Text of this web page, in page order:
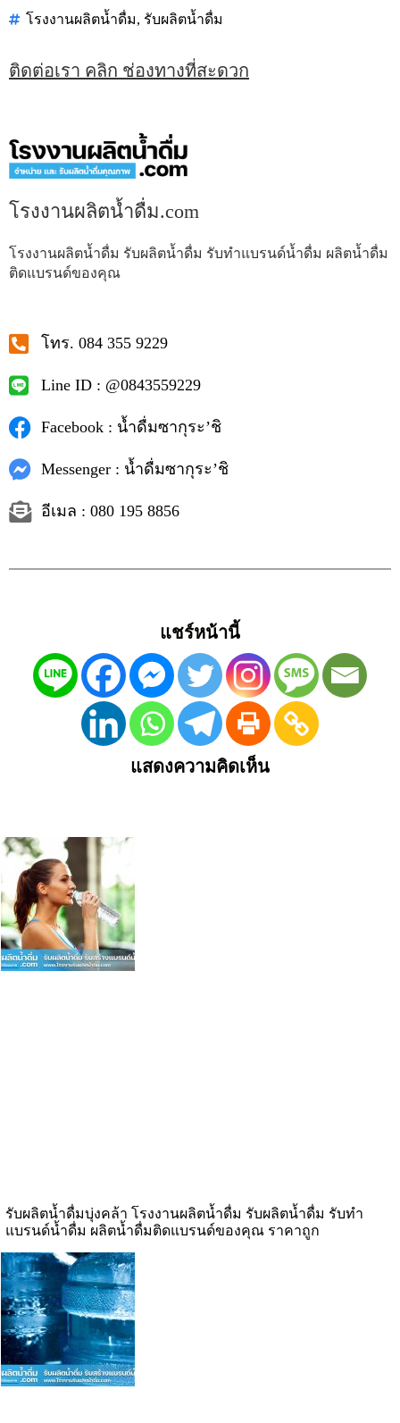
โรงงานผลิตน้ำดื่ม, รับผลิตน้ำดื่ม
ติดต่อเรา คลิก ช่องทางที่สะดวก
โรงงานผลิตน้ำดื่ม.com
โรงงานผลิตน้ำดื่ม รับผลิตน้ำดื่ม รับทำแบรนด์น้ำดื่ม ผลิตน้ำดื่ม
ติดแบรนด์ของคุณ
โทร. 084 355 9229
Line ID : @0843559229
Facebook : น้ำดื่มซากุระ’ชิ
Messenger : น้ำดื่มซากุระ’ชิ
อีเมล : 080 195 8856
แชร์หน้านี้
แสดงความคิดเห็น
รับผลิตน้ำดื่มบุ่งคล้า โรงงานผลิตน้ำดื่ม รับผลิตน้ำดื่ม รับทำ
แบรนด์น้ำดื่ม ผลิตน้ำดื่มติดแบรนด์ของคุณ ราคาถูก